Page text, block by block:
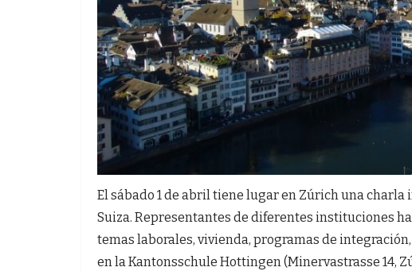
El sábado 1 de abril tiene lugar en Zúrich una
Suiza. Representantes de diferentes instituciones
temas laborales, vivienda, programas de
en la Kantonsschule Hottingen (Minervastrasse 14,